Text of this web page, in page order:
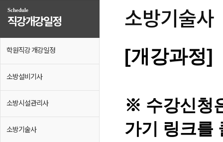
Schedule
직강개강일정
학원직강 개강일정
소방설비기사
소방시설관리사
소방기술사
소방기술사
[개강과정]
※ 수강신청
가기 링크를